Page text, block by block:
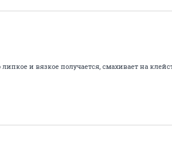
и вязкое получается, смахивает на